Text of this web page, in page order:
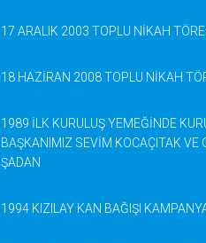
17 ARALIK 2003 TOPLU NİKAH
18 HAZİRAN 2008 TOPLU NİKAH
1989 İLK KURULUŞ YEMEĞİNDE
BAŞKANIMIZ SEVİM KOCAÇITAK VE
ŞADAN
1994 KIZILAY KAN BAĞIŞI